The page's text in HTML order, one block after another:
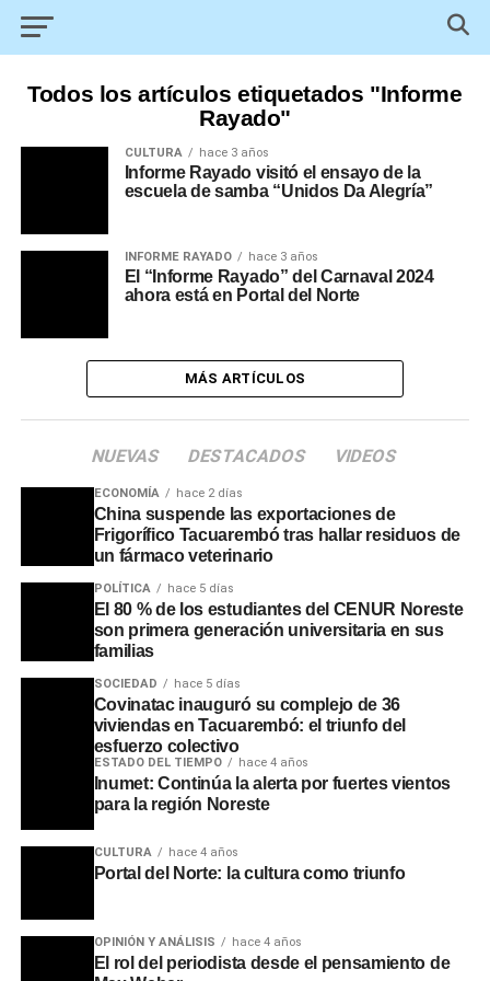
Todos los artículos etiquetados "Informe
Rayado"
CULTURA hace 3 años
Informe Rayado visitó el ensayo de la
escuela de samba “Unidos Da Alegría”
INFORME RAYADO hace 3 años
El “Informe Rayado” del Carnaval 2024
ahora está en Portal del Norte
MÁS ARTÍCULOS
NUEVAS DESTACADOS VIDEOS
ECONOMÍA hace 2 días
China suspende las exportaciones de
Frigorífico Tacuarembó tras hallar residuos de
un fármaco veterinario
POLÍTICA hace 5 días
El 80 % de los estudiantes del CENUR Noreste
son primera generación universitaria en sus
familias
SOCIEDAD hace 5 días
Covinatac inauguró su complejo de 36
viviendas en Tacuarembó: el triunfo del
esfuerzo colectivo
ESTADO DEL TIEMPO hace 4 años
Inumet: Continúa la alerta por fuertes vientos
para la región Noreste
CULTURA hace 4 años
Portal del Norte: la cultura como triunfo
OPINIÓN Y ANÁLISIS hace 4 años
El rol del periodista desde el pensamiento de